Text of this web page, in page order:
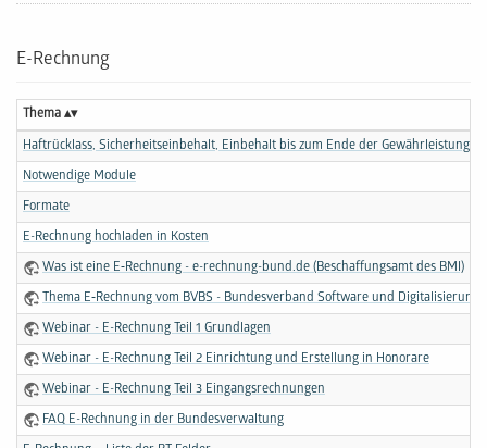
E-Rechnung
Thema
Haftrücklass, Sicherheitseinbehalt, Einbehalt bis zum Ende der
Notwendige Module
Formate
E-Rechnung hochladen in Kosten
Was ist eine E‑Rechnung - e-rechnung-bund.de (Beschaffungsamt des BMI)
Thema E‑Rechnung vom BVBS - Bundesverband Software und Digitalisierung
Webinar - E-Rechnung Teil 1 Grundlagen
Webinar - E-Rechnung Teil 2 Einrichtung und Erstellung in Honorare
Webinar - E-Rechnung Teil 3 Eingangsrechnungen
FAQ E-Rechnung in der Bundes­verwaltung